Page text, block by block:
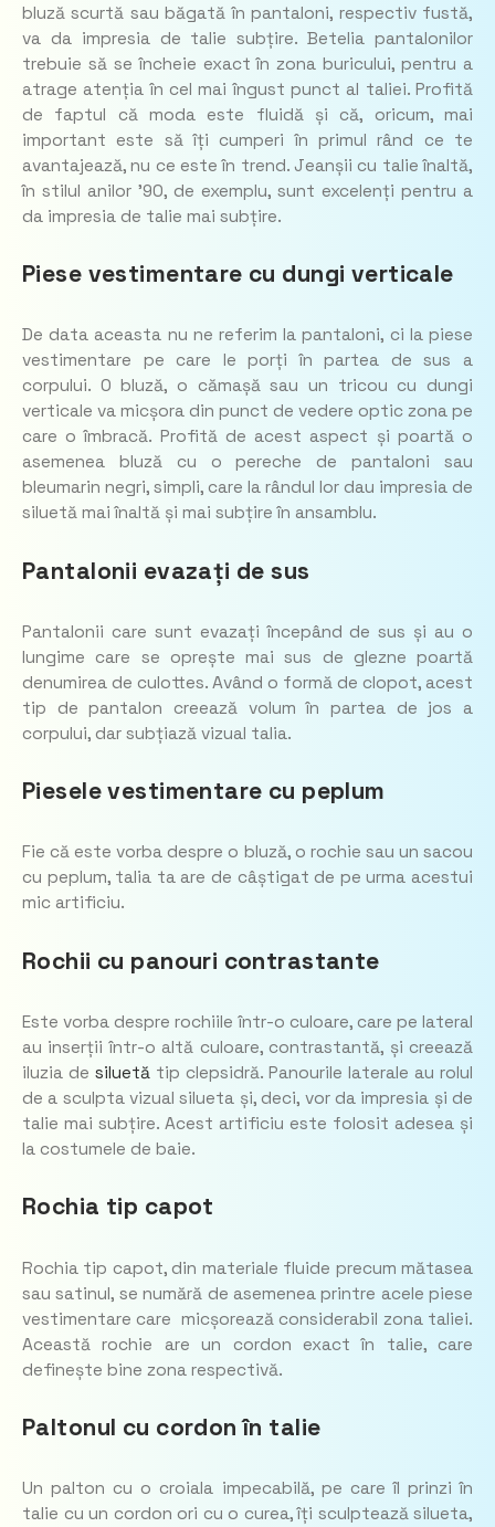
bluză scurtă sau băgată în pantaloni, respectiv fustă,
va da impresia de talie subțire. Betelia pantalonilor
trebuie să se încheie exact în zona buricului, pentru a
atrage atenția în cel mai îngust punct al taliei. Profită
de faptul că moda este fluidă și că, oricum, mai
important este să îți cumperi în primul rând ce te
avantajează, nu ce este în trend. Jeanșii cu talie înaltă,
în stilul anilor ’90, de exemplu, sunt excelenți pentru a
da impresia de talie mai subțire.
Piese vestimentare cu dungi verticale
De data aceasta nu ne referim la pantaloni, ci la piese
vestimentare pe care le porți în partea de sus a
corpului. O bluză, o cămașă sau un tricou cu dungi
verticale va micșora din punct de vedere optic zona pe
care o îmbracă. Profită de acest aspect și poartă o
asemenea bluză cu o pereche de pantaloni sau
bleumarin negri, simpli, care la rândul lor dau impresia de
siluetă mai înaltă și mai subțire în ansamblu.
Pantalonii evazați de sus
Pantalonii care sunt evazați începând de sus și au o
lungime care se oprește mai sus de glezne poartă
denumirea de culottes. Având o formă de clopot, acest
tip de pantalon creează volum în partea de jos a
corpului, dar subțiază vizual talia.
Piesele vestimentare cu peplum
Fie că este vorba despre o bluză, o rochie sau un sacou
cu peplum, talia ta are de câștigat de pe urma acestui
mic artificiu.
Rochii cu panouri contrastante
Este vorba despre rochiile într-o culoare, care pe lateral
au inserții într-o altă culoare, contrastantă, și creează
iluzia de siluetă tip clepsidră. Panourile laterale au rolul
de a sculpta vizual silueta și, deci, vor da impresia și de
talie mai subțire. Acest artificiu este folosit adesea și
la costumele de baie.
Rochia tip capot
Rochia tip capot, din materiale fluide precum mătasea
sau satinul, se numără de asemenea printre acele piese
vestimentare care micșorează considerabil zona taliei.
Această rochie are un cordon exact în talie, care
definește bine zona respectivă.
Paltonul cu cordon în talie
Un palton cu o croiala impecabilă, pe care îl prinzi în
talie cu un cordon ori cu o curea, îți sculptează silueta,